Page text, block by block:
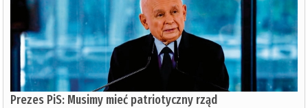
Prezes PiS: Musimy mieć patriotyczny rząd